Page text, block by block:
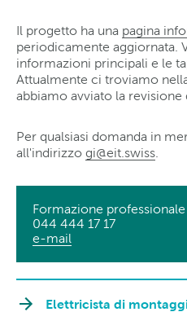
Il progetto ha una pagina
periodicamente aggiornata.
informazioni principali e le
Attualmente ci troviamo
abbiamo avviato la revisione
Per qualsiasi domanda in
all'indirizzo gi@eit swiss
Formazione professionale
044 444 17 17
e-mail
Elettricista di